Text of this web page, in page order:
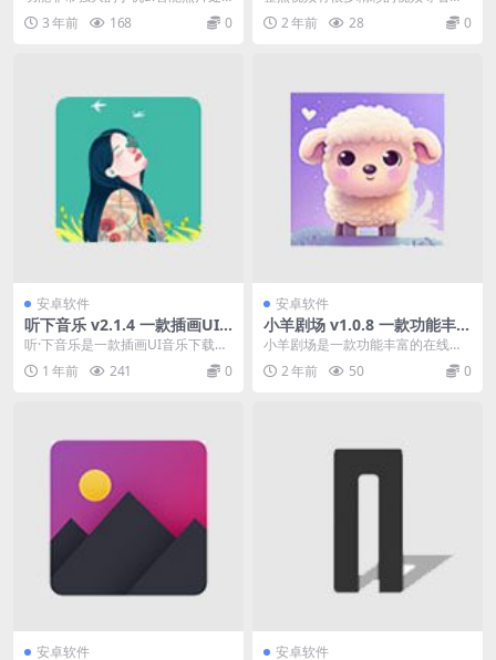
理和绘画的工具，EPIK软件最新版
本，安卓免费版...
3 年前 168 0
你。还可以在APP里提交分享自己
有趣的生活故事，和众...
2 年前 28 0
安卓软件
听下音乐 v2.1.4 一款插画UI
音乐下载神器听下音乐，免费
下载
听·下音乐是一款插画UI音乐下载神
器，能够无视付费限制，全网音乐
免费下载，界面非...
1 年前 241 0
安卓软件
小羊剧场 v1.0.8 一款功能丰富
的在线追剧平台去广告纯净版
小羊剧场是一款功能丰富的在线追
剧平台，它能让用户轻松找到心仪
的影视资源，随时随地...
2 年前 50 0
安卓软件 安卓软件